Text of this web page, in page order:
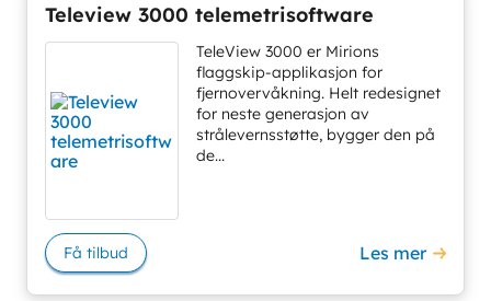
Teleview 3000 telemetrisoftware
TeleView 3000 er Mirions
flaggskip-applikasjon for
fjernovervåkning. Helt redesignet
for neste generasjon av
strålevernsstøtte, bygger den på
de...
Få tilbud Les mer